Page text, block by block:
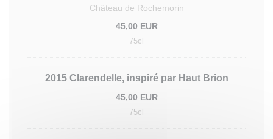
Château de Rochemorin
45,00 EUR
75cl
2015 Clarendelle, inspiré par Haut Brion
45,00 EUR
75cl